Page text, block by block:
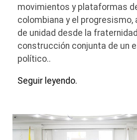
movimientos y plataformas
colombiana y el progresismo,
de unidad desde la
construcción conjunta de un
político..
Seguir leyendo.